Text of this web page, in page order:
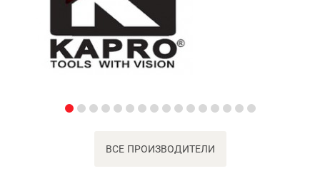
ВСЕ ПРОИЗВОДИТЕЛИ